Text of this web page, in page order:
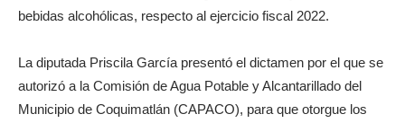
bebidas alcohólicas, respecto al ejercicio fiscal 2022.
La diputada Priscila García presentó el dictamen por el que se
autorizó a la Comisión de Agua Potable y Alcantarillado del
Municipio de Coquimatlán (CAPACO), para que otorgue los